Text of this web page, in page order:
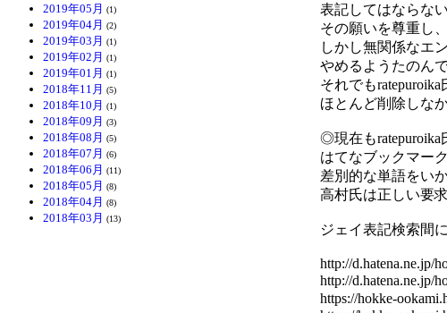
2019年05月 (1)
2019年04月 (2)
2019年03月 (1)
2019年02月 (1)
2019年01月 (1)
2018年11月 (5)
2018年10月 (1)
2018年09月 (3)
2018年08月 (5)
2018年07月 (6)
2018年06月 (11)
2018年05月 (8)
2018年04月 (8)
2018年03月 (13)
表記してはならな
その願いを尊重し
しかし無関係なエ
やめるようたのん
それでも
ほとんど削除しな
◎現在もratepuroika
はてなブックマー
差別的な単語をい
高村氏は正しい要
ジェイ表記検索間
http://d.hatena.ne.jp/
http://d.hatena.ne.jp/
https://hokke-